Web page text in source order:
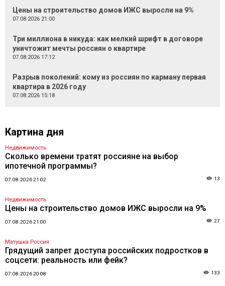
Цены на строительство домов ИЖС выросли на 9%
07.08.2026 21:00
Три миллиона в никуда: как мелкий шрифт в договоре
уничтожит мечты россиян о квартире
07.08.2026 17:12
Разрыв поколений: кому из россиян по карману первая
квартира в 2026 году
07.08.2026 15:18
Картина дня
Недвижимость
Сколько времени тратят россияне на выбор
ипотечной программы?
07.08.2026 21:02 13
Недвижимость
Цены на строительство домов ИЖС выросли на 9%
07.08.2026 21:00 27
Матушка Россия
Грядущий запрет доступа российских подростков в
соцсети: реальность или фейк?
07.08.2026 20:08 133